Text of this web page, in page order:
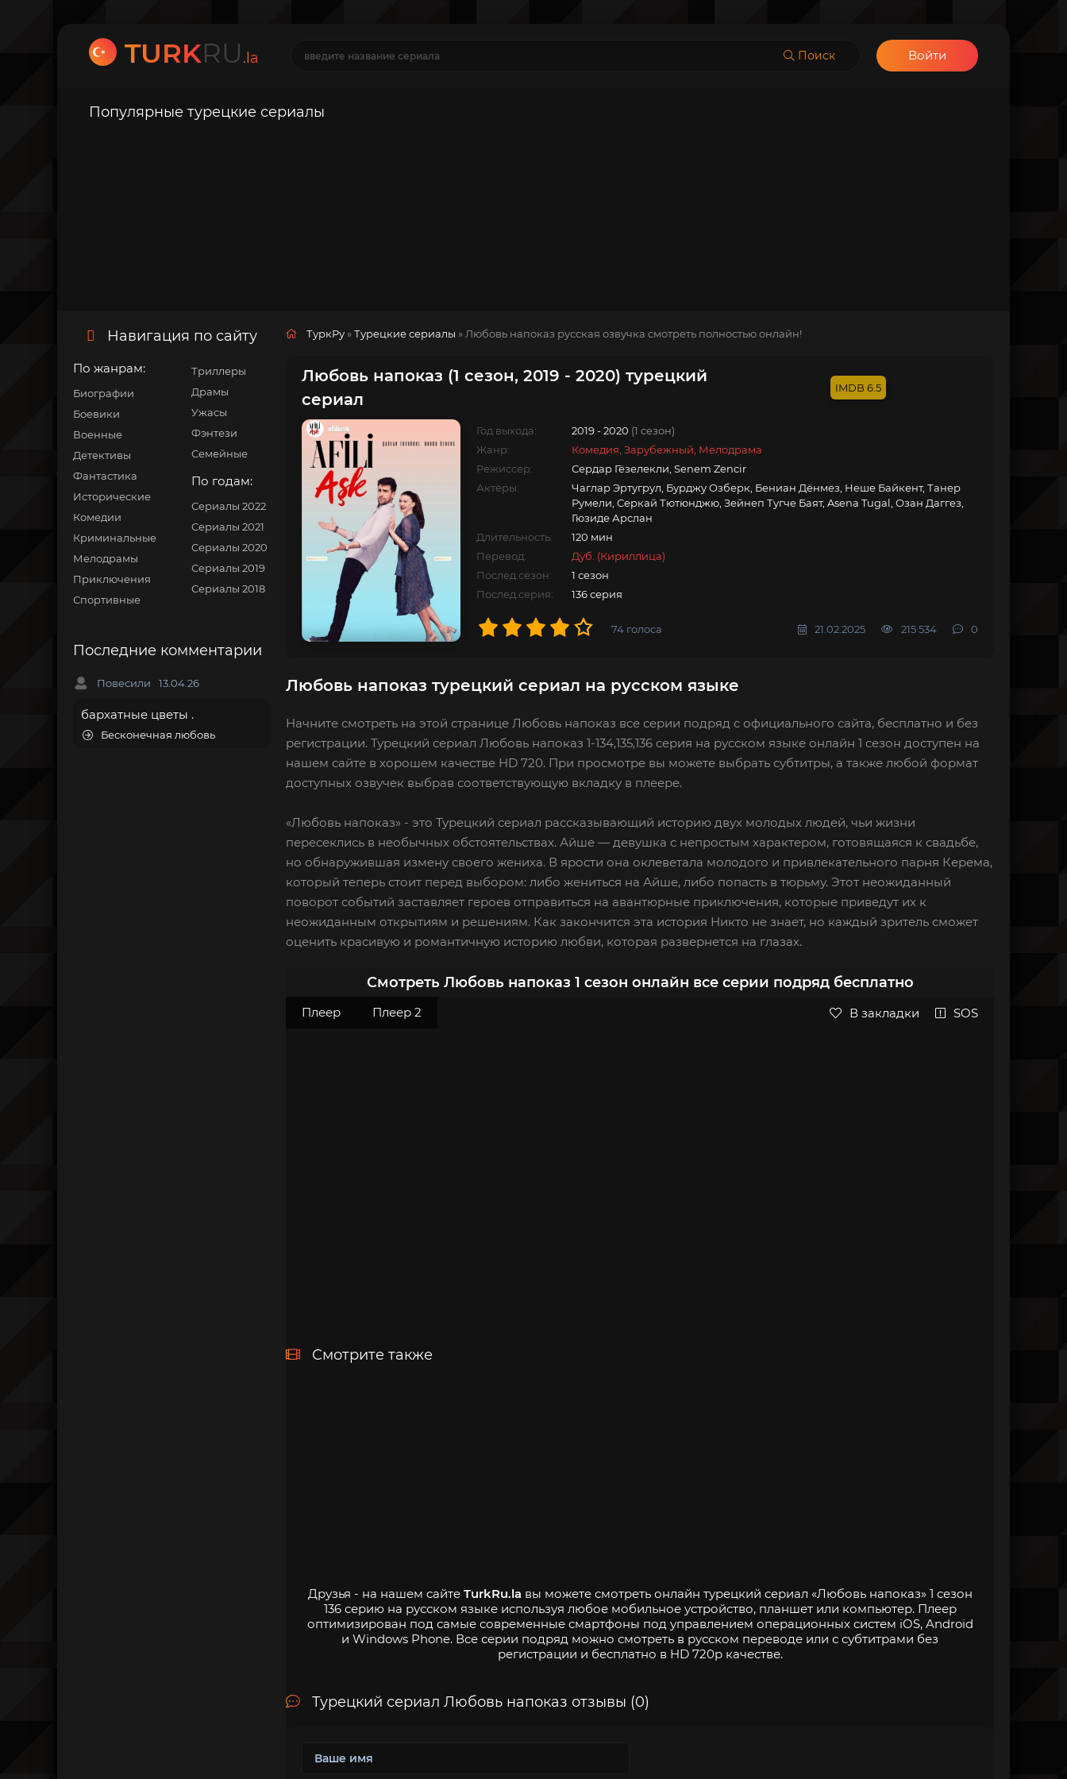
TURKRU .la Поиск Войти
Популярные турецкие сериалы
Навигация по сайту
По жанрам:
Биографии
Боевики
Военные
Детективы
Фантастика
Исторические
Комедии
Криминальные
Мелодрамы
Приключения
Спортивные
Триллеры
Драмы
Ужасы
Фэнтези
Семейные
По годам:
Сериалы 2022
Сериалы 2021
Сериалы 2020
Сериалы 2019
Сериалы 2018
Последние комментарии
Повесили 13.04.26
бархатные цветы .
Бесконечная любовь
ТуркРу »Турецкие сериалы » Любовь напоказ русская озвучка смотреть полностью онлайн!
Любовь напоказ (1 сезон, 2019 - 2020) турецкий
сериал
6.5
Год выхода: 2019 - 2020 (1 сезон)
Жанр:
Комедия, Зарубежный, Мелодрама
Режиссер:
Сердар Гёзелекли, Senem Zencir
Актёры:
Чаглар Эртугрул, Бурджу Озберк, Бениан Дёнмез, Неше Байкент, Танер
Румели, Серкай Тютюнджю, Зейнеп Тугче Баят, Asena Tugal, Озан Даггез,
Гюзиде Арслан
Длительность:
120 мин
Перевод:
Дуб. (Кириллица)
Послед.сезон:
1 сезон
Послед.серия:
136 серия
74 голоса 21.02.2025 215 534 0
Любовь напоказ турецкий сериал на русском языке
Начните смотреть на этой странице Любовь напоказ все серии подряд с официального сайта, бесплатно и без
регистрации. Турецкий сериал Любовь напоказ 1-134,135,136 серия на русском языке онлайн 1 сезон доступен на
нашем сайте в хорошем качестве HD 720. При просмотре вы можете выбрать субтитры, а также любой формат
доступных озвучек выбрав соответствующую вкладку в плеере.
«Любовь напоказ» - это Турецкий сериал рассказывающий историю двух молодых людей, чьи жизни
пересеклись в необычных обстоятельствах. Айше — девушка с непростым характером, готовящаяся к свадьбе,
но обнаружившая измену своего жениха. В ярости она оклеветала молодого и привлекательного парня Керема,
который теперь стоит перед выбором: либо жениться на Айше, либо попасть в тюрьму. Этот неожиданный
поворот событий заставляет героев отправиться на авантюрные приключения, которые приведут их к
неожиданным открытиям и решениям. Как закончится эта история Никто не знает, но каждый зритель сможет
оценить красивую и романтичную историю любви, которая развернется на глазах.
Смотреть Любовь напоказ 1 сезон онлайн все серии подряд бесплатно
Плеер Плеер 2 В закладки SOS
Смотрите также
Друзья - на нашем сайте TurkRu.la вы можете смотреть онлайн турецкий сериал «Любовь напоказ» 1 сезон
136 серию на русском языке используя любое мобильное устройство, планшет или компьютер. Плеер
оптимизирован под самые современные смартфоны под управлением операционных систем iOS, Android
и Windows Phone. Все серии подряд можно смотреть в русском переводе или с субтитрами без
регистрации и бесплатно в HD 720p качестве.
Турецкий сериал Любовь напоказ отзывы (0)